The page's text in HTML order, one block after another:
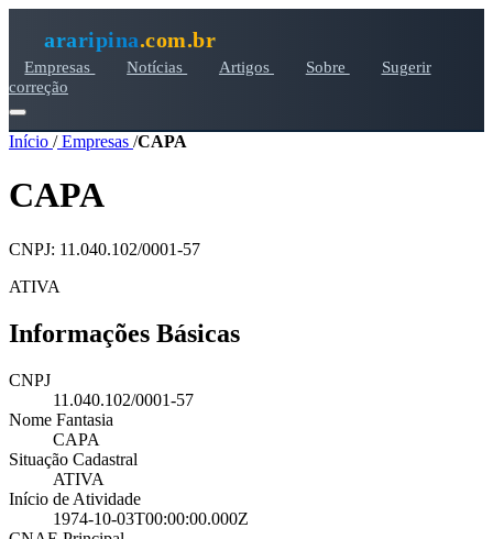
araripina.com.br
Empresas Notícias Artigos Sobre
Sugerir
correção
Início /Empresas /CAPA
CAPA
CNPJ: 11.040.102/0001-57
ATIVA
Informações Básicas
CNPJ
11.040.102/0001-57
Nome Fantasia
CAPA
Situação Cadastral
ATIVA
Início de Atividade
1974-10-03T00:00:00.000Z